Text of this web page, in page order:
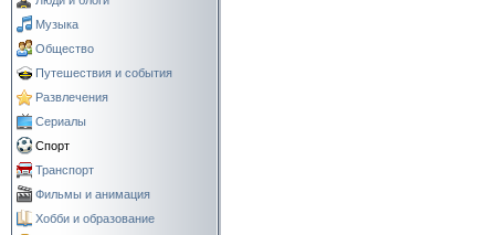
Музыка
Общество
Путешествия и события
Развлечения
Сериалы
Спорт
Транспорт
Фильмы и анимация
Хобби и образование